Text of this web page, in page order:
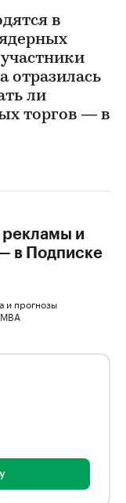
в
отразилась
ли
торгов — в
рекламы и
в Подписке
и прогнозы